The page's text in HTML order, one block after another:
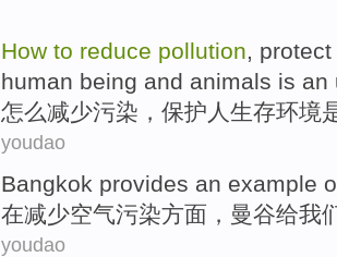
How to reduce pollution, protect
human being and animals is an
怎么减少污染 ， 保护人 生存环境
youdao
Bangkok provides an example
在减少空气污染方面， 曼谷给我
youdao